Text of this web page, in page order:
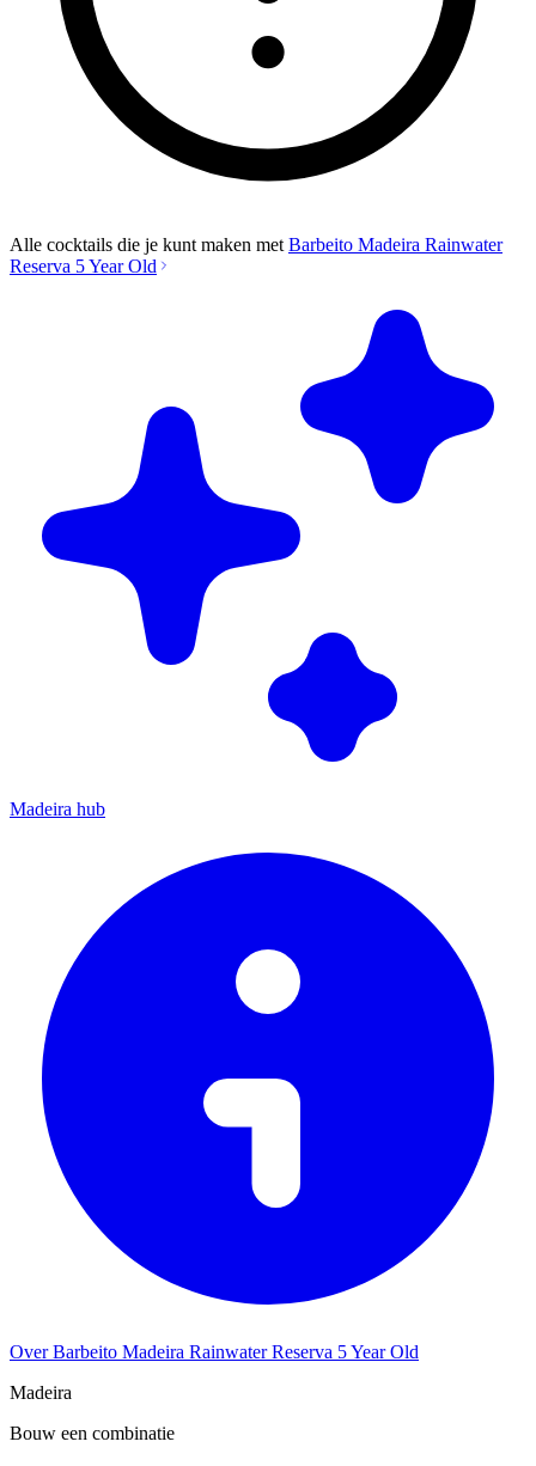
Alle cocktails die je kunt maken met Barbeito Madeira Rainwater
Reserva 5 Year Old
Madeira hub
Over Barbeito Madeira Rainwater Reserva 5 Year Old
Madeira
Bouw een combinatie